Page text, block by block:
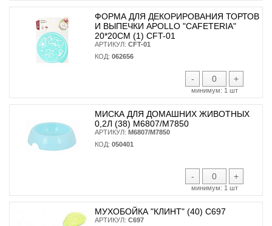
ФОРМА ДЛЯ ДЕКОРИРОВАНИЯ ТОРТОВ
И ВЫПЕЧКИ APOLLO "CAFETERIA"
20*20СМ (1) CFT-01
АРТИКУЛ: CFT-01
КОД: 062656
- +
минимум: 1 шт
МИСКА ДЛЯ ДОМАШНИХ ЖИВОТНЫХ
0,2Л (38) М6807/М7850
АРТИКУЛ: М6807/М7850
КОД: 050401
- +
минимум: 1 шт
МУХОБОЙКА "КЛИНТ" (40) С697
АРТИКУЛ: С697